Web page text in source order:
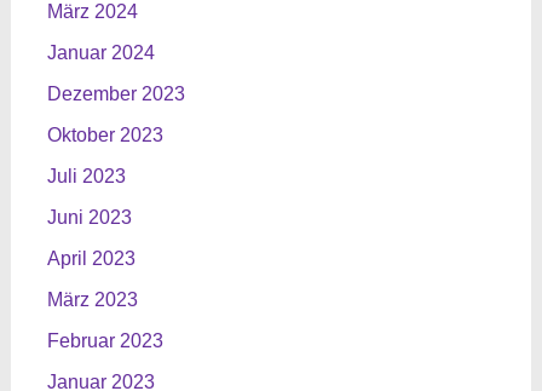
März 2024
Januar 2024
Dezember 2023
Oktober 2023
Juli 2023
Juni 2023
April 2023
März 2023
Februar 2023
Januar 2023